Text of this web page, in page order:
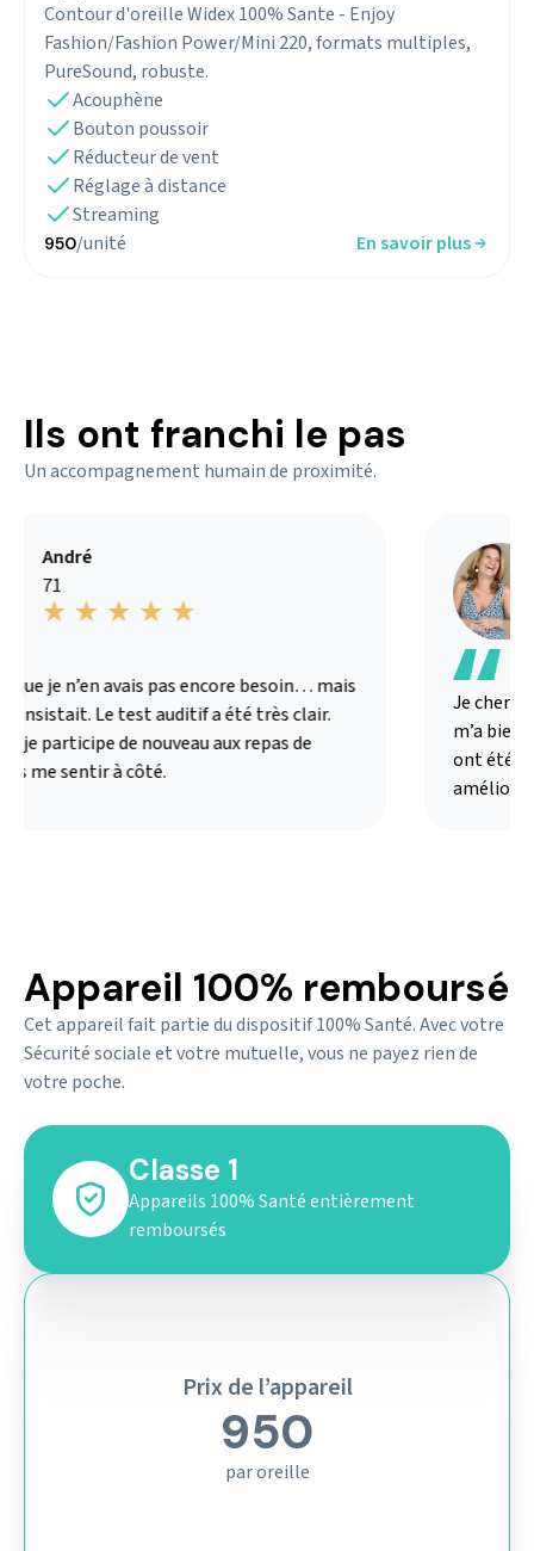
Contour d'oreille Widex 100% Sante - Enjoy
Fashion/Fashion Power/Mini 220, formats multiples,
PureSound, robuste.
Acouphène
Bouton poussoir
Réducteur de vent
Réglage à distance
Streaming
950/unité En savoir plus
Ils ont franchi le pas
Un accompagnement humain de proximité.
André
71
je n’en avais pas encore besoin… mais
Le test auditif a été très clair.
je participe de nouveau aux repas de
me sentir à côté.
Je
m’a bien
ont été
amélioré
Appareil 100% remboursé
Cet appareil fait partie du dispositif 100% Santé. Avec votre
Sécurité sociale et votre mutuelle, vous ne payez rien de
votre poche.
Classe 1
Appareils 100% Santé entièrement
remboursés
Prix de l’appareil
950
par oreille